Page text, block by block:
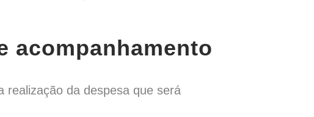
acompanhamento
realização da despesa que será